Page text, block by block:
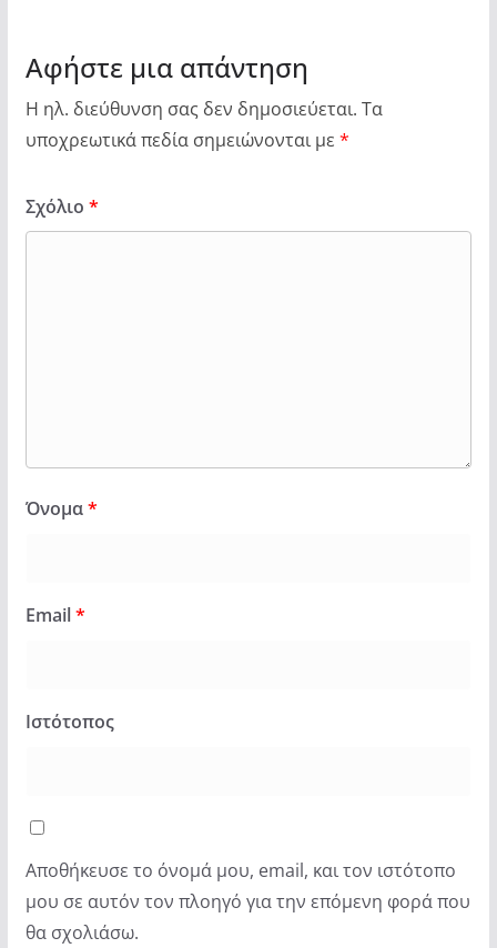
Αφήστε μια απάντηση
Η ηλ. διεύθυνση σας δεν δημοσιεύεται. Τα
υποχρεωτικά πεδία σημειώνονται με *
Σχόλιο *
Όνομα*
Email*
Ιστότοπος
Αποθήκευσε το όνομά μου, email, και τον ιστότοπο
μου σε αυτόν τον πλοηγό για την επόμενη φορά που
θα σχολιάσω.